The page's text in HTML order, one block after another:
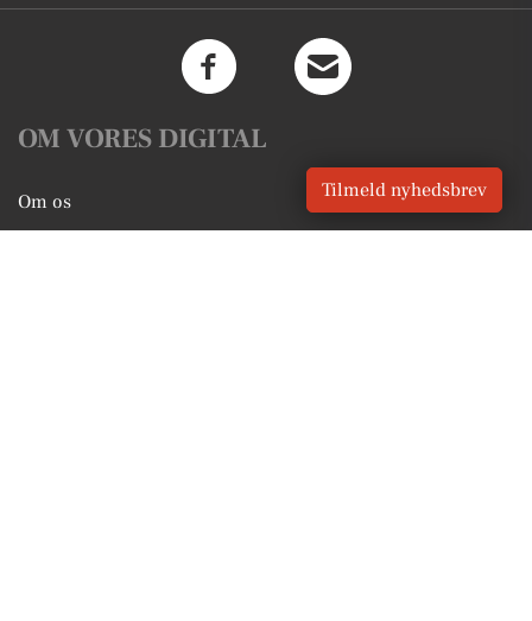
OM VORES DIGITAL
Om os
For annoncører
Tilmeld nyhedsbrev